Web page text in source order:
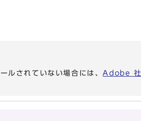
ルされていない場合には、Adobe 社